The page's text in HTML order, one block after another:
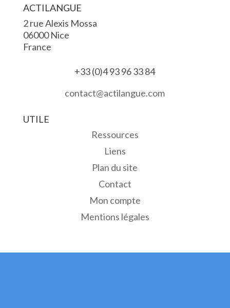
ACTILANGUE
2 rue Alexis Mossa
06000 Nice
France
+33 (0)4 93 96 33 84
contact@actilangue.com
UTILE
Ressources
Liens
Plan du site
Contact
Mon compte
Mentions légales